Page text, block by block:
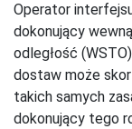
Operator
dokonujący
odległość
dostaw może
takich samych
dokonujący tego